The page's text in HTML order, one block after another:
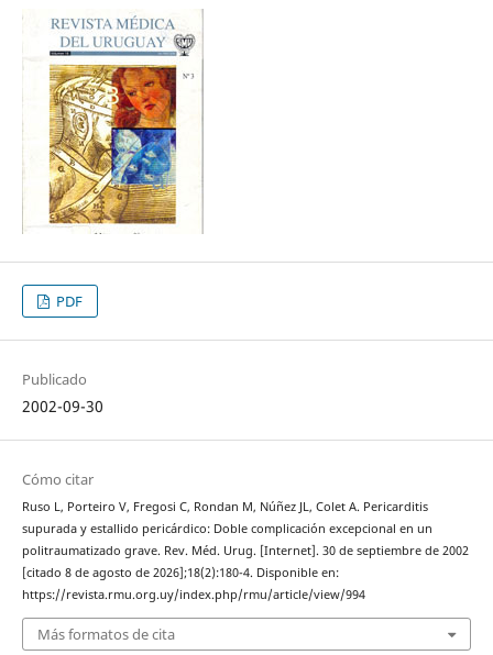
PDF
Publicado
2002-09-30
Cómo citar
Ruso L, Porteiro V, Fregosi C, Rondan M, Núñez JL, Colet A. Pericarditis
supurada y estallido pericárdico: Doble complicación excepcional en un
politraumatizado grave. Rev. Méd. Urug. [Internet]. 30 de septiembre de 2002
[citado 8 de agosto de 2026];18(2):180-4. Disponible en:
https://revista.rmu.org.uy/index.php/rmu/article/view/994
Más formatos de cita